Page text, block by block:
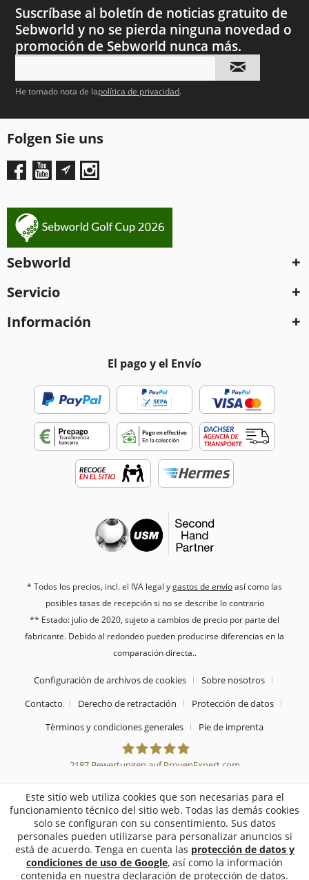
Suscríbase al boletín de noticias gratuito de
Sebworld y no se pierda ninguna novedad o
promoción de Sebworld nunca más.
He tomado nota de lapolítica de privacidad.
Folgen Sie uns
Sebworld
Servicio
Información
El pago y el Envío
* Todos los precios, incl. el IVA legal ygastos de envíoasí como las
posibles tasas de recepción si no se describe lo contrario
** Estado: julio de 2020, sujeto a cambios de precio por parte del
fabricante. Debido al redondeo pueden producirse diferencias en la
comparación directa..
Configuración de archivos de cookies
Sobre nosotros
Contacto
Derecho de retractación
Protección de datos
Tèrminos y condiciones generales
Pie de imprenta
Sebworld
2187Bewertungen auf ProvenExpert.com
Este sitio web utiliza cookies que son necesarias para el
funcionamiento técnico del sitio web. Todas las demás cookies
solo se configuran con su consentimiento. Sus datos
personales pueden utilizarse para personalizar anuncios si
está de acuerdo. Tenga en cuenta las protección de datos y
condiciones de uso de Google, así como la información
contenida en nuestra declaración de protección de datos.